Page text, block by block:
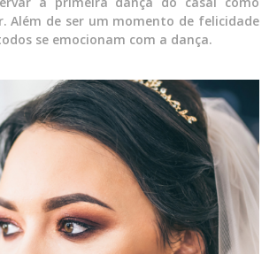
Além de ser um momento de felicidade
se emocionam com a dança.